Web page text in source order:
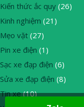
Kiến thức ắc quy (26)
Kinh nghiệm (21)
Mẹo vặt (27)
Pin xe điện (1)
Sạc xe đạp điện (6)
Sửa xe đạp điện (8)
Tin xe(10)